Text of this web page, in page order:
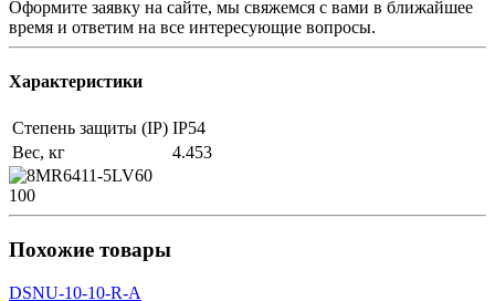
Оформите заявку на сайте, мы свяжемся с вами в ближайшее
время и ответим на все интересующие вопросы.
Характеристики
Степень защиты (IP) IP54
Вес, кг
4.453
100
Похожие товары
DSNU-10-10-R-A